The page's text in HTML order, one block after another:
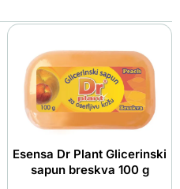
Esensa Dr Plant Glicerinski
sapun breskva 100 g